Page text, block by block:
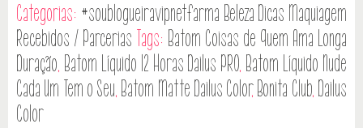
Categorias: #soublogueiravipnetfarma Beleza Dicas Maquiagem
Recebidos / Parcerias Tags: Batom Coisas de Quem Ama Longa
Duração, Batom Líquido 12 Horas Dailus PRO, Batom Líquido Nude
Cada Um Tem o Seu, Batom Matte Dailus Color, Bonita Club, Dailus
Color